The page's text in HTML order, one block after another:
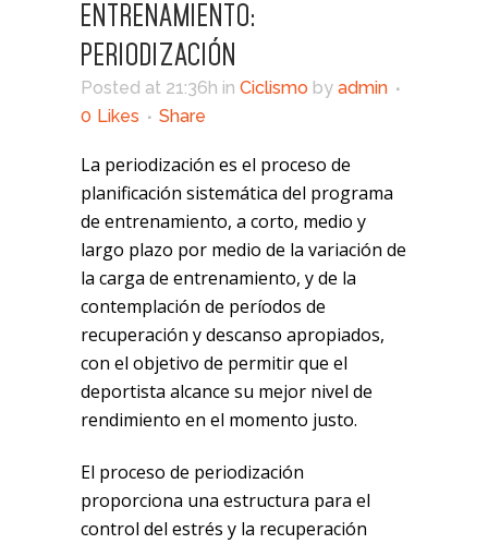
ENTRENAMIENTO:
PERIODIZACIÓN
Posted at 21:36h in Ciclismo by admin
0 Likes Share
La periodización es el proceso de
planificación sistemática del programa
de entrenamiento, a corto, medio y
largo plazo por medio de la variación de
la carga de entrenamiento, y de la
contemplación de períodos de
recuperación y descanso apropiados,
con el objetivo de permitir que el
deportista alcance su mejor nivel de
rendimiento en el momento justo.
El proceso de periodización
proporciona una estructura para el
control del estrés y la recuperación